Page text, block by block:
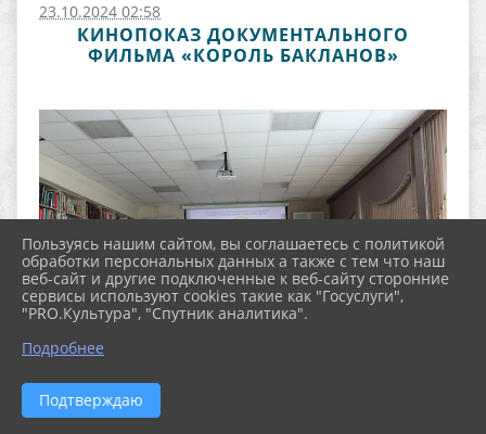
23.10.2024 02:58
КИНОПОКАЗ ДОКУМЕНТАЛЬНОГО
ФИЛЬМА «КОРОЛЬ БАКЛАНОВ»
Пользуясь нашим сайтом, вы соглашаетесь с политикой
обработки персональных данных а также с тем что наш
веб-сайт и другие подключенные к веб-сайту сторонние
сервисы используют cookies такие как "Госуслуги",
"PRO.Культура", "Спутник аналитика".
Подробнее
Подтверждаю